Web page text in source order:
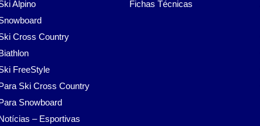
Alpino
Cross Country
FreeStyle
Ski Cross Country
Snowboard
– Esportivas
Fichas Técnicas